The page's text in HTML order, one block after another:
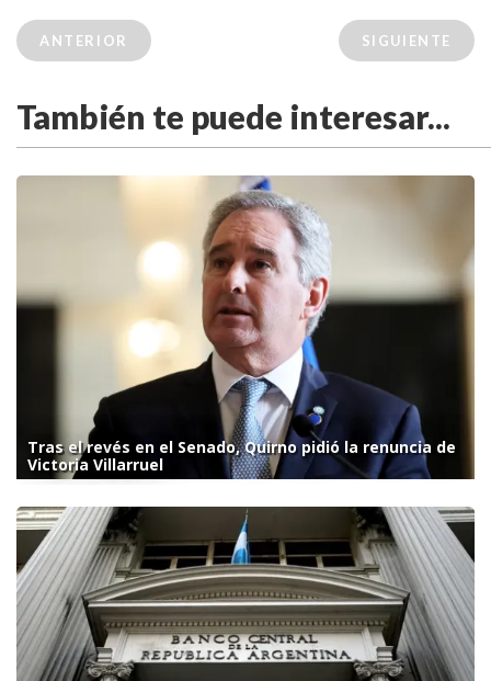
ANTERIOR SIGUIENTE
También te puede interesar...
Tras el revés en el Senado, Quirno pidió la renuncia de
Victoria Villarruel